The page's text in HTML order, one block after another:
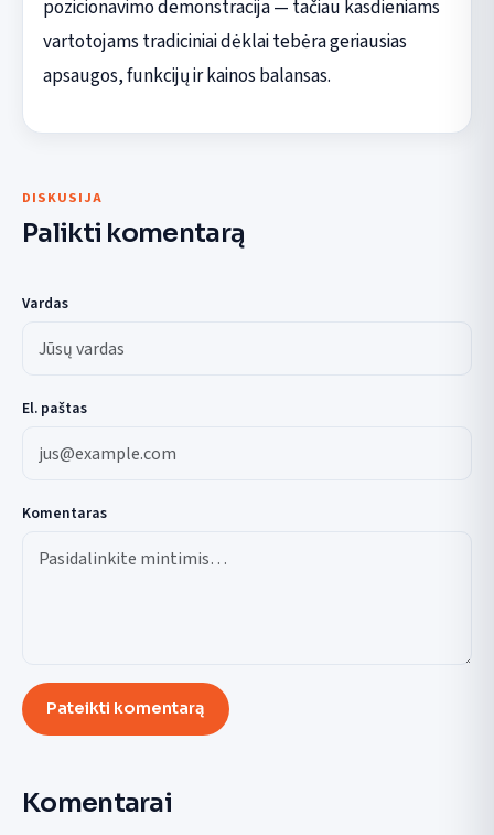
pozicionavimo demonstracija — tačiau kasdieniams
vartotojams tradiciniai dėklai tebėra geriausias
apsaugos, funkcijų ir kainos balansas.
DISKUSIJA
Palikti komentarą
Vardas
El. paštas
Komentaras
Pateikti komentarą
Komentarai